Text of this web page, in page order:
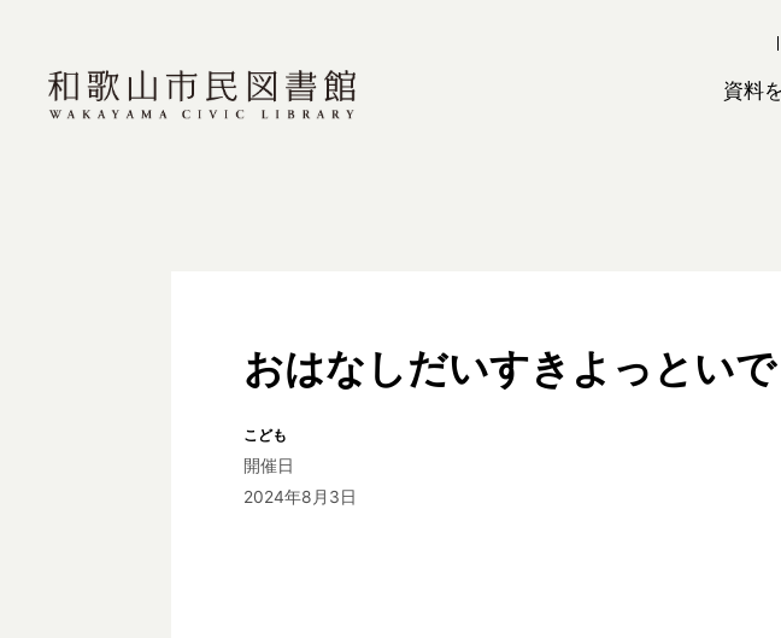
資料
おはなしだいすきよっといで
こども
開催日
2024年8月3日